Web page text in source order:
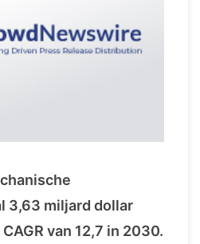
3,63 miljard dollar
van 12,7 in 2030.